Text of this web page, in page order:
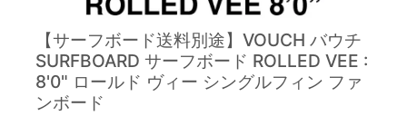
【サーフボード送料別途】VOUCH バウチ
SURFBOARD サーフボード ROLLED VEE :
8'0" ロールド ヴィー シングルフィン ファ
ンボード